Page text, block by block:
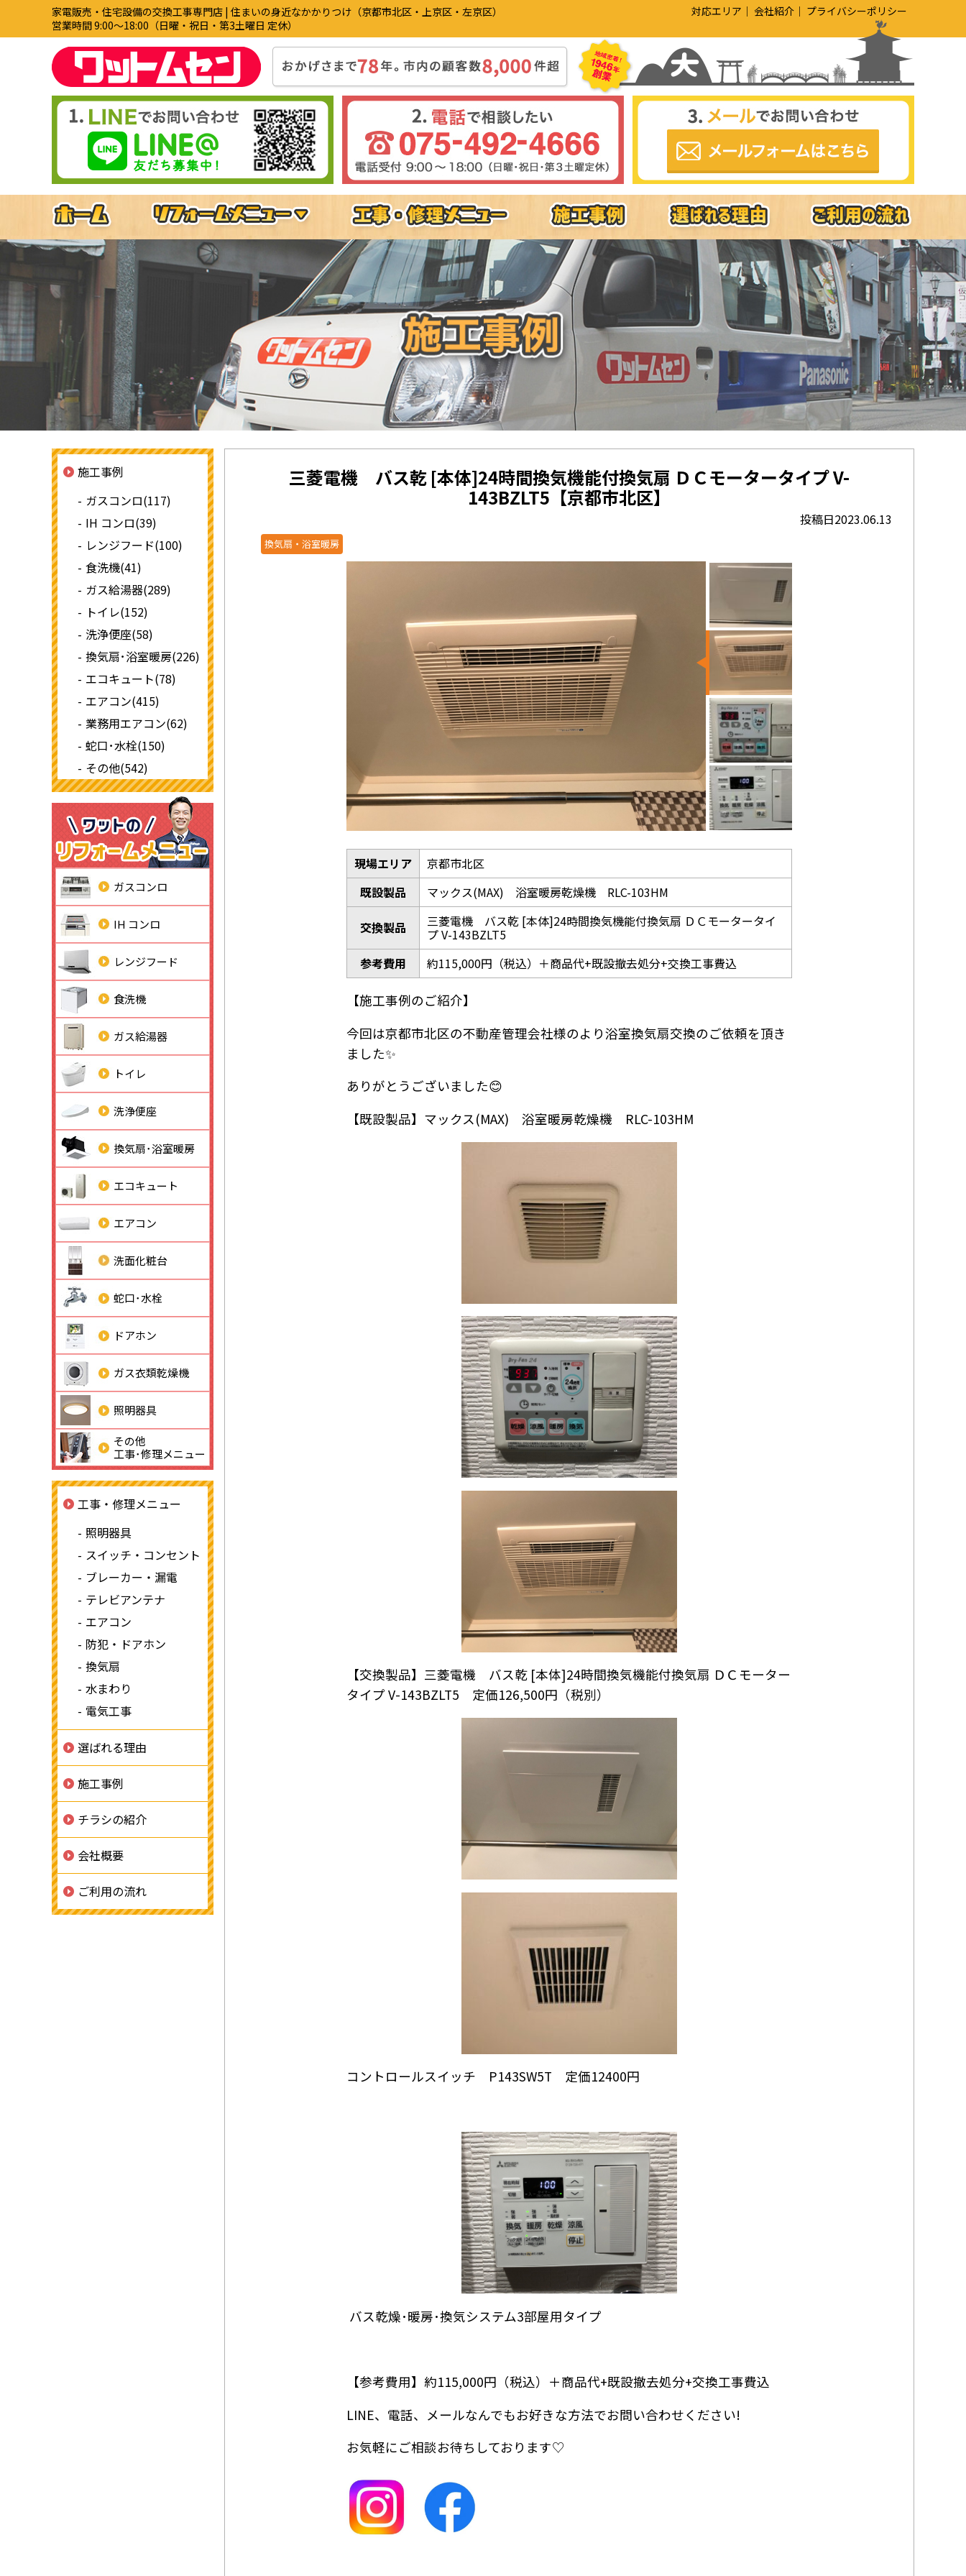
家電販売・住宅設備の交換工事専門店 | 住まいの身近なかかりつけ（京都市北区・上京区・左京区）
営業時間 9:00〜18:00（日曜・祝日・第3土曜日 定休）
対応エリア 会社紹介 プライバシーポリシー
三菱電機 バス乾 [本体]24時間換気機能付換気扇 ＤＣモータータイプ V-
143BZLT5【京都市北区】
投稿日2023.06.13
換気扇・浴室暖房
現場エリア
京都市北区
既設製品
マックス(MAX) 浴室暖房乾燥機 RLC-103HM
交換製品 三菱電機 バス乾 [本体]24時間換気機能付換気扇 ＤＣモータータイ
プ V-143BZLT5
参考費用
約115,000円（税込）＋商品代+既設撤去処分+交換工事費込
【施工事例のご紹介】
今回は京都市北区の不動産管理会社様のより浴室換気扇交換のご依頼を頂き
ました✨
ありがとうございました😊
【既設製品】マックス(MAX) 浴室暖房乾燥機 RLC-103HM
【交換製品】三菱電機 バス乾 [本体]24時間換気機能付換気扇 ＤＣモーター
タイプ V-143BZLT5 定価126,500円（税別）
コントロールスイッチ P143SW5T 定価12400円
バス乾燥･暖房･換気システム3部屋用タイプ
【参考費用】約115,000円（税込）＋商品代+既設撤去処分+交換工事費込
LINE、電話、メールなんでもお好きな方法でお問い合わせください!
お気軽にご相談お待ちしております♡
施工事例
ガスコンロ(117)
IH コンロ(39)
レンジフード(100)
食洗機(41)
ガス給湯器(289)
トイレ(152)
洗浄便座(58)
換気扇･浴室暖房(226)
エコキュート(78)
エアコン(415)
業務用エアコン(62)
蛇口･水栓(150)
その他(542)
ガスコンロ
IH コンロ
レンジフード
食洗機
ガス給湯器
トイレ
洗浄便座
換気扇･浴室暖房
エコキュート
エアコン
洗面化粧台
蛇口･水栓
ドアホン
ガス衣類乾燥機
照明器具
その他
工事･修理メニュー
工事・修理メニュー
照明器具
スイッチ・コンセント
ブレーカー・漏電
テレビアンテナ
エアコン
防犯・ドアホン
換気扇
水まわり
電気工事
選ばれる理由
施工事例
チラシの紹介
会社概要
ご利用の流れ